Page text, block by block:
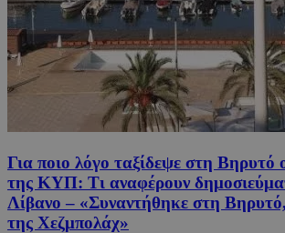
Για ποιο λόγο ταξίδεψε στη Βηρυτό
της ΚΥΠ: Τι αναφέρουν
Λίβανο – «Συναντήθηκε στη
της Χεζμπολάχ»